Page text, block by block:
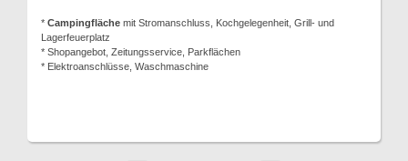
* Campingfläche mit Stromanschluss, Kochgelegenheit, Grill- und
Lagerfeuerplatz
* Shopangebot, Zeitungsservice, Parkflächen
* Elektroanschlüsse, Waschmaschine